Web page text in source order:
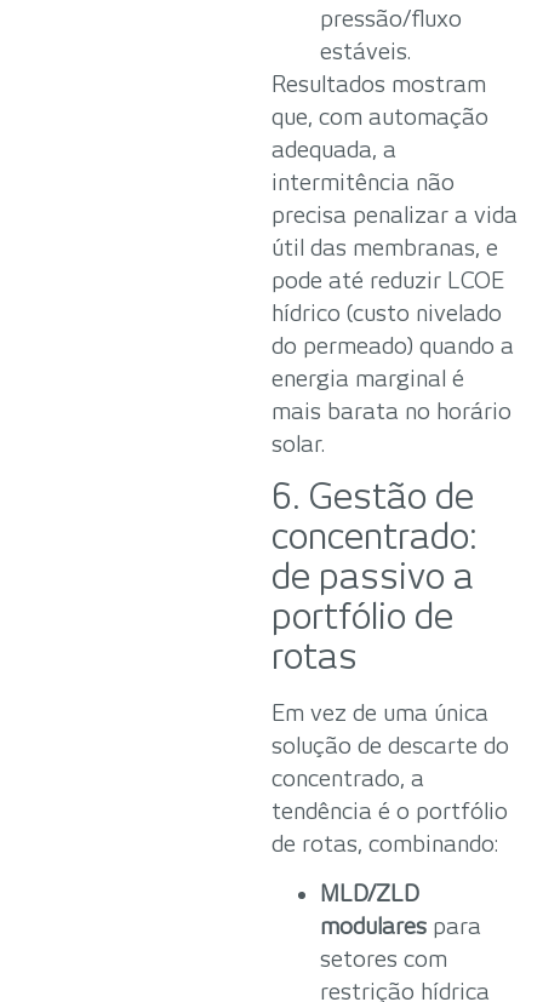
pressão/fluxo
estáveis.
Resultados mostram
que, com automação
adequada, a
intermitência não
precisa penalizar a vida
útil das membranas, e
pode até reduzir LCOE
hídrico (custo nivelado
do permeado) quando a
energia marginal é
mais barata no horário
solar.
6. Gestão de
concentrado:
de passivo a
portfólio de
rotas
Em vez de uma única
solução de descarte do
concentrado, a
tendência é o portfólio
de rotas, combinando:
MLD/ZLD
modulares para
setores com
restrição hídrica